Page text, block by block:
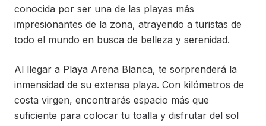
conocida por ser una de las playas más
impresionantes de la zona, atrayendo a turistas de
todo el mundo en busca de belleza y serenidad.
Al llegar a Playa Arena Blanca, te sorprenderá la
inmensidad de su extensa playa. Con kilómetros de
costa virgen, encontrarás espacio más que
suficiente para colocar tu toalla y disfrutar del sol